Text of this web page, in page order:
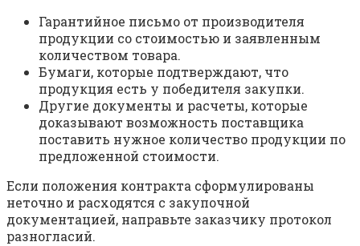
Гарантийное письмо от производителя
продукции со стоимостью и заявленным
количеством товара.
Бумаги, которые подтверждают, что
продукция есть у победителя закупки.
Другие документы и расчеты, которые
доказывают возможность поставщика
поставить нужное количество продукции по
предложенной стоимости.
Если положения контракта сформулированы
неточно и расходятся с закупочной
документацией, направьте заказчику протокол
разногласий.